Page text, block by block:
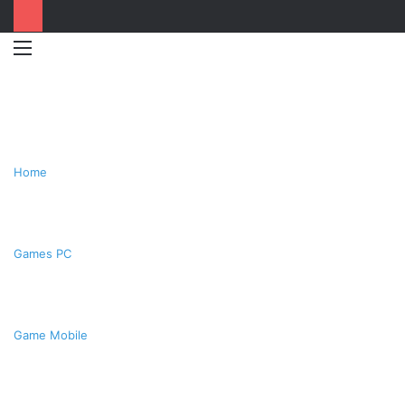
Home
Games PC
Game Mobile